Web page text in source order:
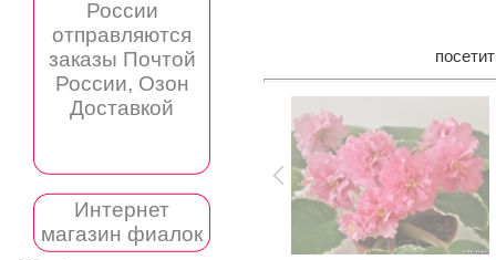
России
отправляются
заказы Почтой
России, Озон
Доставкой
Интернет
магазин фиалок